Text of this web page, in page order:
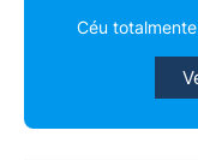
Céu